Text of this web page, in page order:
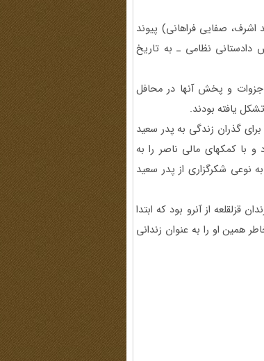
اشرف، صفايى فراهانى) پيوند
دادستانى نظامى ـ به تاريخ
جزوات و پخش آنها در محافل
يافته بودند.
گذران زندگى به پدر سعيد
با كمكهاى مالى ناصر را به
نوعى شكرگزارى از پدر سعيد
قزل‏قلعه از آن‏رو بود كه ابتدا
همين او را به عنوان زندانى